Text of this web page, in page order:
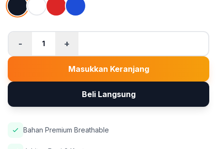
- 1 +
Masukkan Keranjang
Beli Langsung
Bahan Premium Breathable